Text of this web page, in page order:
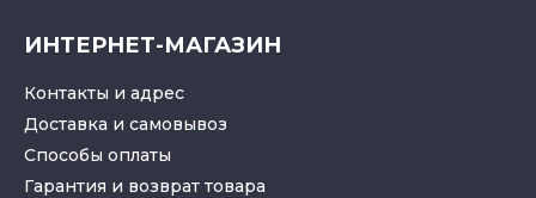
ИНТЕРНЕТ-МАГАЗИН
Контакты и адрес
Доставка и самовывоз
Способы оплаты
Гарантия и возврат товара